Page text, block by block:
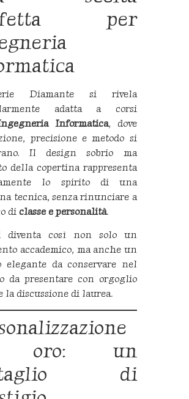
per
Diamante si rivela
adatta a corsi
Informatica, dove
precisione e metodo si
Il design sobrio ma
della copertina rappresenta
lo spirito di una
tecnica, senza rinunciare a
diclasse e personalità.
diventa così non solo un
accademico, ma anche un
elegante da conservare nel
da presentare con orgoglio
la discussione di laurea.
oro: un
di